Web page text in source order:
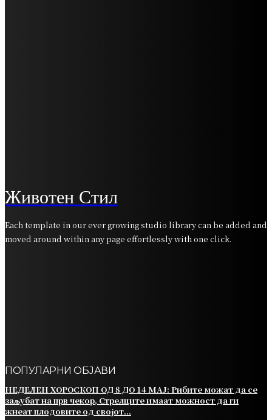
Животен Стил
Each template in our ever growing studio library can be added and
moved around within any page effortlessly with one click.
ПОПУЛАРНИ ОБЈАВИ
НЕДЕЛЕН ХОРОСКОП ОД 8 ДО 14 МАЈ: Рибите можат да се
заљубат на прв чекор, Стрелците имаат можност да ги
жнеат плодовите од својот...